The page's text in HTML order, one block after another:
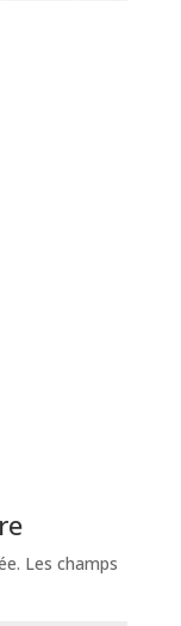
Les champs